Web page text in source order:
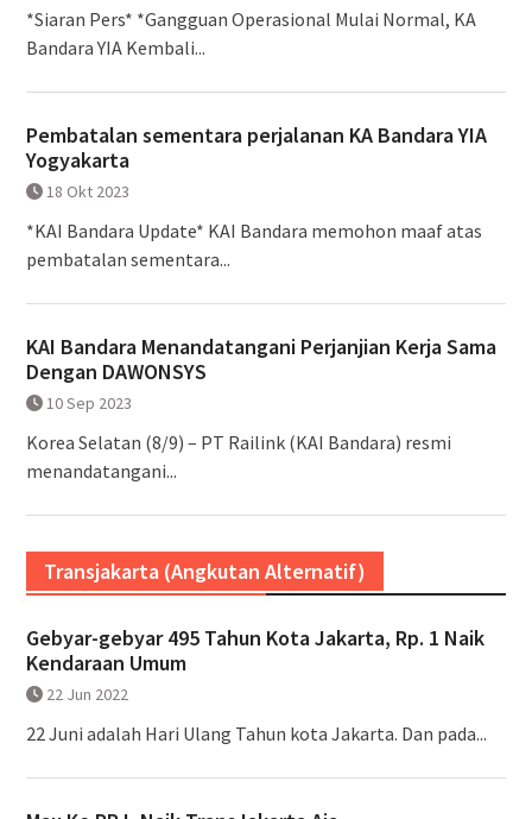
*Siaran Pers* *Gangguan Operasional Mulai Normal, KA
Bandara YIA Kembali...
Pembatalan sementara perjalanan KA Bandara YIA
Yogyakarta
18 Okt 2023
*KAI Bandara Update* KAI Bandara memohon maaf atas
pembatalan sementara...
KAI Bandara Menandatangani Perjanjian Kerja Sama
Dengan DAWONSYS
10 Sep 2023
Korea Selatan (8/9) – PT Railink (KAI Bandara) resmi
menandatangani...
Transjakarta (Angkutan Alternatif)
Gebyar-gebyar 495 Tahun Kota Jakarta, Rp. 1 Naik
Kendaraan Umum
22 Jun 2022
22 Juni adalah Hari Ulang Tahun kota Jakarta. Dan pada...